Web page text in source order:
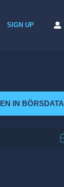
SIGN UP
IN BÖRSDATA